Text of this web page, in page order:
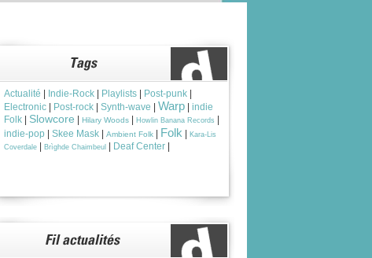
Actualité Indie-Rock Playlists Post-punk
Electronic
Post-rock Synth-wave Warp
indie
Folk
Slowcore Hilary Woods Howlin Banana Records
indie-pop
Skee Mask Ambient Folk Folk
Kara-Lis
Coverdale
Brìghde Chaimbeul Deaf Center